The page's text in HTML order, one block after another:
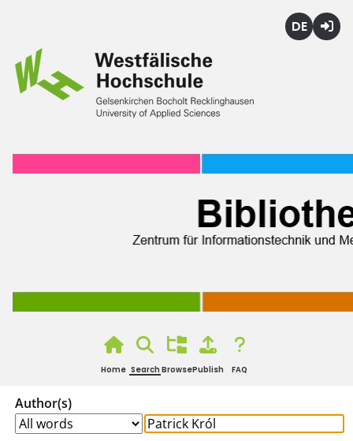
Home Search BrowsePublish FAQ
Author(s)